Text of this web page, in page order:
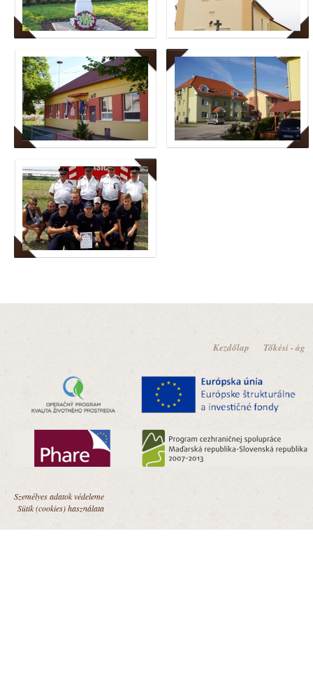
Kezdőlap Tőkési - ág
Személyes adatok védeleme
Sütik (cookies) használata